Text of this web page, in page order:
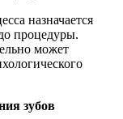
назначается
процедуры.
может
зубов